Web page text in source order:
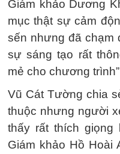
Giám khảo Dương
mục thật sự cảm
sến nhưng đã chạm
sự sáng tạo rất
mẻ cho chương
Vũ Cát Tường chia
thuộc nhưng người
thấy rất thích giọng
Giám khảo Hồ Hoài